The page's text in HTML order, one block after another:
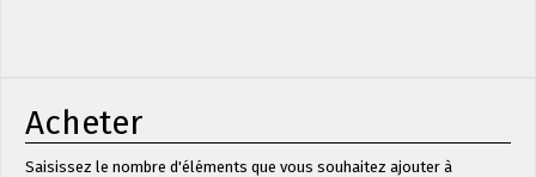
Acheter
Saisissez le nombre d'éléments que vous souhaitez ajouter à